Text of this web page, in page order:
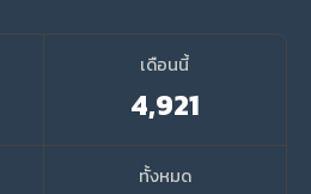
เดือนนี้
4,921
ทั้งหมด